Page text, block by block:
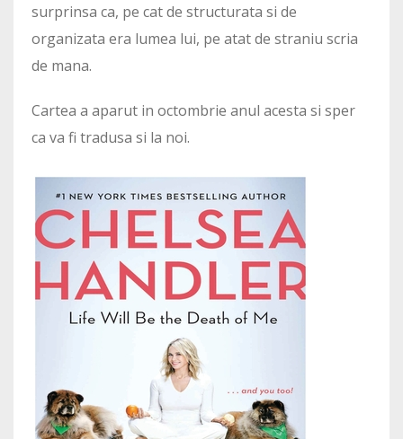
surprinsa ca, pe cat de structurata si de
organizata era lumea lui, pe atat de straniu scria
de mana.
Cartea a aparut in octombrie anul acesta si sper
ca va fi tradusa si la noi.